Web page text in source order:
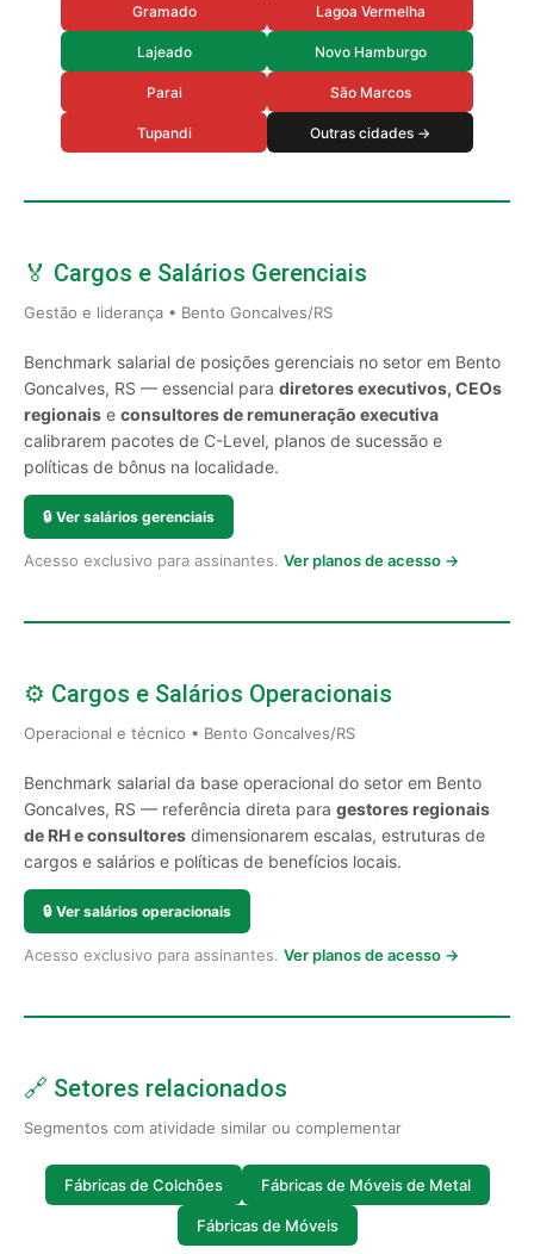
Gramado Lagoa Vermelha
Lajeado Novo Hamburgo
Parai São Marcos
Tupandi Outras cidades →
🏅 Cargos e Salários Gerenciais
Gestão e liderança • Bento Goncalves/RS
Benchmark salarial de posições gerenciais no setor em Bento
Goncalves, RS — essencial para diretores executivos, CEOs
regionais e consultores de remuneração executiva
calibrarem pacotes de C-Level, planos de sucessão e
políticas de bônus na localidade.
🔒 Ver salários gerenciais
Acesso exclusivo para assinantes. Ver planos de acesso →
⚙️ Cargos e Salários Operacionais
Operacional e técnico • Bento Goncalves/RS
Benchmark salarial da base operacional do setor em Bento
Goncalves, RS — referência direta para gestores regionais
de RH e consultores dimensionarem escalas, estruturas de
cargos e salários e políticas de benefícios locais.
🔒 Ver salários operacionais
Acesso exclusivo para assinantes. Ver planos de acesso →
🔗 Setores relacionados
Segmentos com atividade similar ou complementar
Fábricas de Colchões Fábricas de Móveis de Metal
Fábricas de Móveis